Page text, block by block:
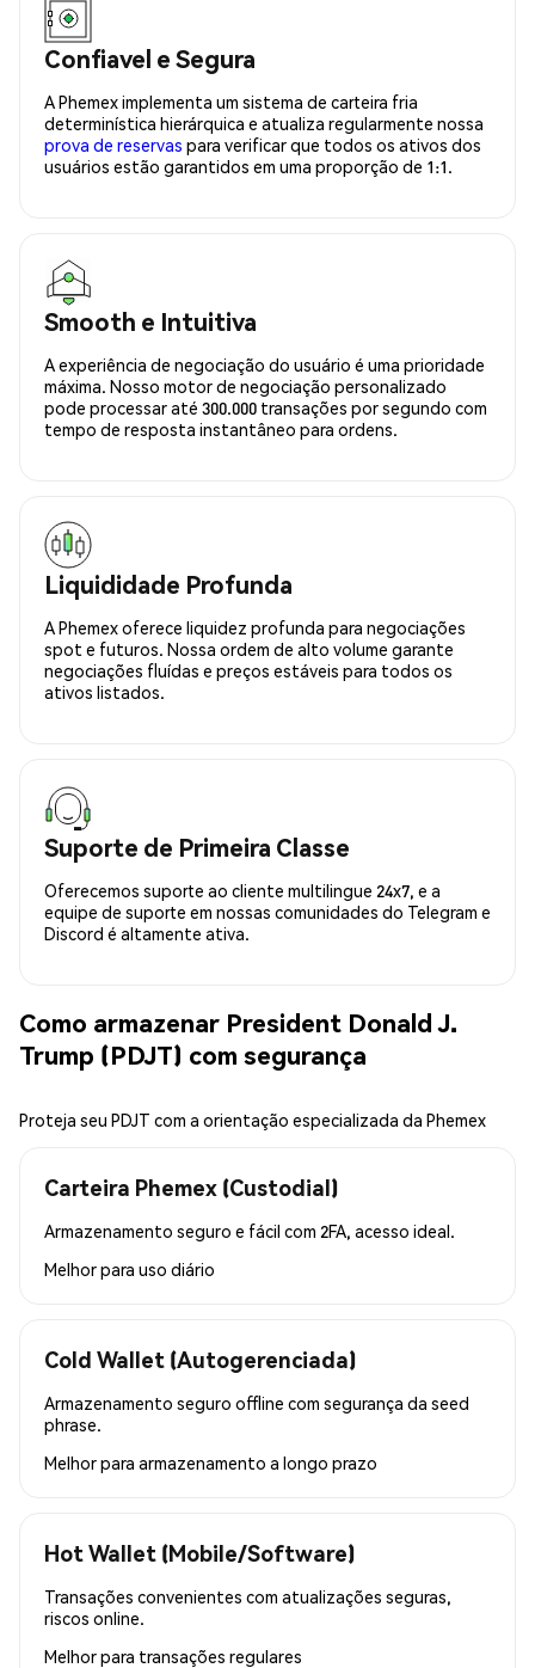
Confiavel e Segura
A Phemex implementa um sistema de carteira fria
determinística hierárquica e atualiza regularmente nossa
prova de reservas para verificar que todos os ativos dos
usuários estão garantidos em uma proporção de 1:1.
Smooth e Intuitiva
A experiência de negociação do usuário é uma prioridade
máxima. Nosso motor de negociação personalizado
pode processar até 300.000 transações por segundo com
tempo de resposta instantâneo para ordens.
Liquididade Profunda
A Phemex oferece liquidez profunda para negociações
spot e futuros. Nossa ordem de alto volume garante
negociações fluídas e preços estáveis para todos os
ativos listados.
Suporte de Primeira Classe
Oferecemos suporte ao cliente multilingue 24x7, e a
equipe de suporte em nossas comunidades do Telegram e
Discord é altamente ativa.
Como armazenar President Donald J.
Trump (PDJT) com segurança
Proteja seu PDJT com a orientação especializada da Phemex
Carteira Phemex (Custodial)
Armazenamento seguro e fácil com 2FA, acesso ideal.
Melhor para uso diário
Cold Wallet (Autogerenciada)
Armazenamento seguro offline com segurança da seed
phrase.
Melhor para armazenamento a longo prazo
Hot Wallet (Mobile/Software)
Transações convenientes com atualizações seguras,
riscos online.
Melhor para transações regulares